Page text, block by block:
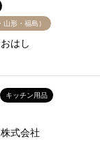
形・福島）
はし
キッチン用品
式会社